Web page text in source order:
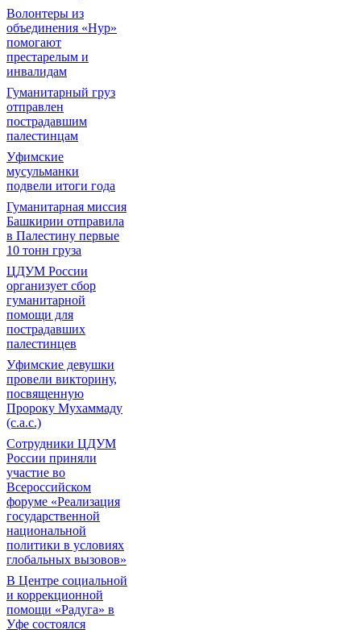
Волонтеры из
объединения «Нур»
помогают
престарелым и
инвалидам
Гуманитарный груз
отправлен
пострадавшим
палестинцам
Уфимские
мусульманки
подвели итоги года
Гуманитарная миссия
Башкирии отправила
в Палестину первые
10 тонн груза
ЦДУМ России
организует сбор
гуманитарной
помощи для
пострадавших
палестинцев
Уфимские девушки
провели викторину,
посвященную
Пророку Мухаммаду
(с.а.с.)
Сотрудники ЦДУМ
России приняли
участие во
Всероссийском
форуме «Реализация
государственной
национальной
политики в условиях
глобальных вызовов»
В Центре социальной
и коррекционной
помощи «Радуга» в
Уфе состоялся